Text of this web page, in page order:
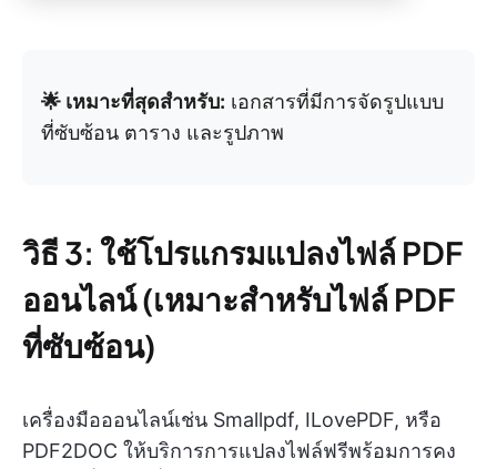
🌟 เหมาะที่สุดสำหรับ: เอกสารที่มีการจัดรูปแบบ
ที่ซับซ้อน ตาราง และรูปภาพ
วิธี 3: ใช้โปรแกรมแปลงไฟล์ PDF
ออนไลน์ (เหมาะสำหรับไฟล์ PDF
ที่ซับซ้อน)
เครื่องมือออนไลน์เช่น Smallpdf, ILovePDF, หรือ
PDF2DOC ให้บริการการแปลงไฟล์ฟรีพร้อมการคง